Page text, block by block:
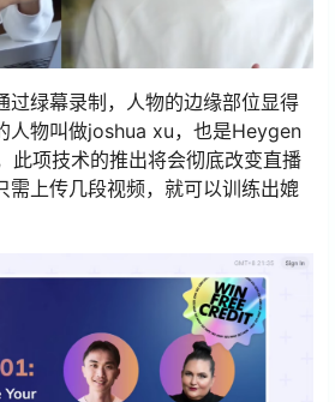
过绿幕录制，人物的边缘部位显得
人物叫做joshua xu，也是Heygen
此项技术的推出将会彻底改变直播
需上传几段视频，就可以训练出媲